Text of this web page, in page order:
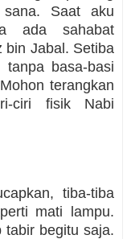
Saat aku
ada sahabat
bin Jabal. Setiba
basa-basi
terangkan
ciri fisik Nabi
tiba-tiba
mati lampu.
tabir begitu saja.